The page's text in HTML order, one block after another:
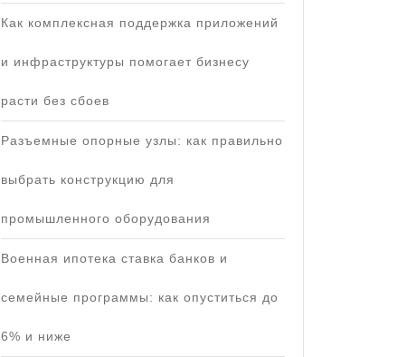
Как комплексная поддержка приложений
и инфраструктуры помогает бизнесу
расти без сбоев
Разъемные опорные узлы: как правильно
выбрать конструкцию для
промышленного оборудования
Военная ипотека ставка банков и
семейные программы: как опуститься до
6% и ниже